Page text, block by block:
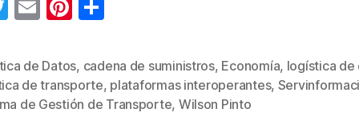
T
tt
er
E
ail
Pi
er
e
st
m
p
ar
de Datos, cadena de suministros, Economía, logística de
de transporte, plataformas interoperantes,
de Gestión de Transporte, Wilson Pinto